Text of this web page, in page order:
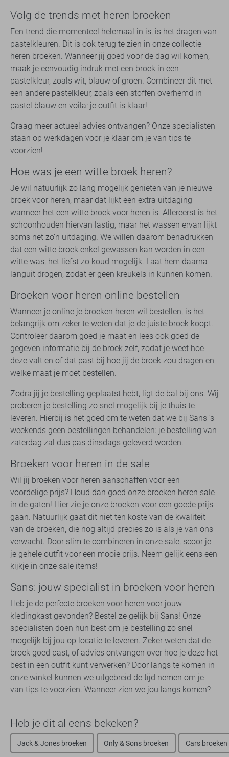
Volg de trends met heren broeken
Een trend die momenteel helemaal in is, is het dragen van
pastelkleuren. Dit is ook terug te zien in onze collectie
heren broeken. Wanneer jij goed voor de dag wil komen,
maak je eenvoudig indruk met een broek in een
pastelkleur, zoals wit, blauw of groen. Combineer dit met
een andere pastelkleur, zoals een stoffen overhemd in
pastel blauw en voila: je outfit is klaar!
Graag meer actueel advies ontvangen? Onze specialisten
staan op werkdagen voor je klaar om je van tips te
voorzien!
Hoe was je een witte broek heren?
Je wil natuurlijk zo lang mogelijk genieten van je nieuwe
broek voor heren, maar dat lijkt een extra uitdaging
wanneer het een witte broek voor heren is. Allereerst is het
schoonhouden hiervan lastig, maar het wassen ervan lijkt
soms net zo’n uitdaging. We willen daarom benadrukken
dat een witte broek enkel gewassen kan worden in een
witte was, het liefst zo koud mogelijk. Laat hem daarna
languit drogen, zodat er geen kreukels in kunnen komen.
Broeken voor heren online bestellen
Wanneer je online je broeken heren wil bestellen, is het
belangrijk om zeker te weten dat je de juiste broek koopt.
Controleer daarom goed je maat en lees ook goed de
gegeven informatie bij de broek zelf, zodat je weet hoe
deze valt en of dat past bij hoe jij de broek zou dragen en
welke maat je moet bestellen.
Zodra jij je bestelling geplaatst hebt, ligt de bal bij ons. Wij
proberen je bestelling zo snel mogelijk bij je thuis te
leveren. Hierbij is het goed om te weten dat we bij Sans ‘s
weekends geen bestellingen behandelen: je bestelling van
zaterdag zal dus pas dinsdags geleverd worden.
Broeken voor heren in de sale
Wil jij broeken voor heren aanschaffen voor een
voordelige prijs? Houd dan goed onze broeken heren sale
in de gaten! Hier zie je onze broeken voor een goede prijs
gaan. Natuurlijk gaat dit niet ten koste van de kwaliteit
van de broeken, die nog altijd precies zo is als je van ons
verwacht. Door slim te combineren in onze sale, scoor je
je gehele outfit voor een mooie prijs. Neem gelijk eens een
kijkje in onze sale items!
Sans: jouw specialist in broeken voor heren
Heb je de perfecte broeken voor heren voor jouw
kledingkast gevonden? Bestel ze gelijk bij Sans! Onze
specialisten doen hun best om je bestelling zo snel
mogelijk bij jou op locatie te leveren. Zeker weten dat de
broek goed past, of advies ontvangen over hoe je deze het
best in een outfit kunt verwerken? Door langs te komen in
onze winkel kunnen we uitgebreid de tijd nemen om je
van tips te voorzien. Wanneer zien we jou langs komen?
Heb je dit al eens bekeken?
Jack & Jones broeken Only & Sons broeken Cars broeken